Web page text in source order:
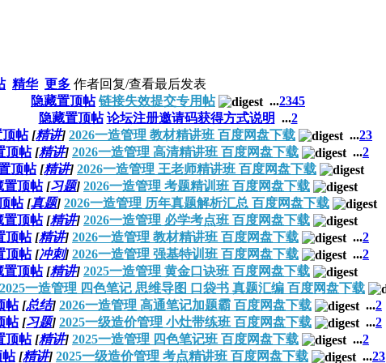
精华 更多 作者回复/查看最后发表
隐藏置顶帖 链接失效提交专用帖 ...2345
隐藏置顶帖 论坛注册邀请码获得方式说明 ...2
顶帖 [精讲] 2026一造管理 教材精讲班 百度网盘下载 ...23
顶帖 [精讲] 2026一造管理 高清精讲班 百度网盘下载 ...2
顶帖 [精讲] 2026一造管理 王老师精讲班 百度网盘下载
置顶帖 [习题] 2026一造管理 考题精训班 百度网盘下载
帖 [真题] 2026一造管理 历年真题解析汇总 百度网盘下载
置顶帖 [精讲] 2026一造管理 必学考点班 百度网盘下载
顶帖 [精讲] 2026一造管理 教材精讲班 百度网盘下载 ...2
顶帖 [冲刺] 2026一造管理 强基特训班 百度网盘下载 ...2
置顶帖 [精讲] 2025一造管理 黄金口诀班 百度网盘下载
2025一造管理 四色笔记 思维导图 口袋书 真题汇编 百度网盘下载
帖 [总结] 2026一造管理 高通笔记加题霸 百度网盘下载 ...2
帖 [习题] 2025一级造价管理 小灶带练班 百度网盘下载 ...2
顶帖 [精讲] 2025一造管理 四色笔记班 百度网盘下载 ...2
帖 [精讲] 2025一级造价管理 考点精讲班 百度网盘下载 ...23